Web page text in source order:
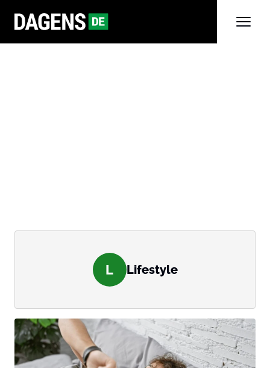
L Lifestyle